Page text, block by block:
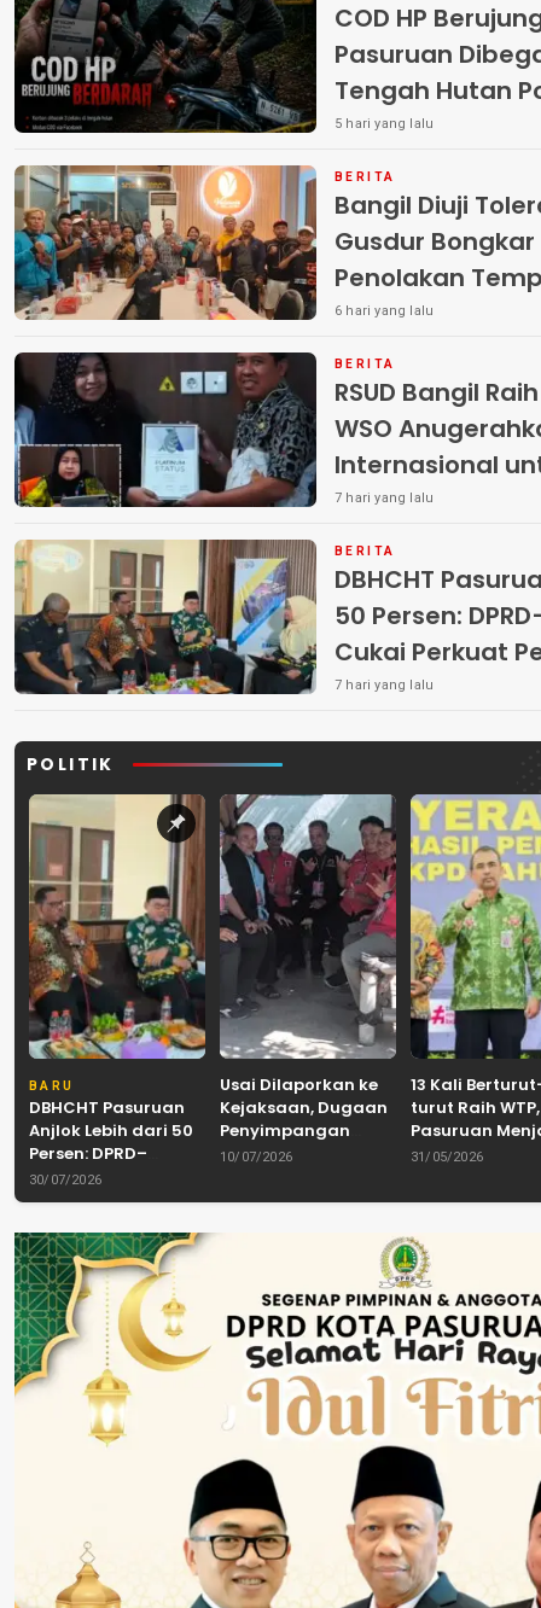
COD HP
Pasuruan
Tengah Hutan Polisi Buru Tiga
Pelaku
5 hari yang lalu
BERITA
Bangil Diuji
Gusdur
Penolakan
6 hari yang lalu
BERITA
RSUD Bangil
WSO
Internasional
7 hari yang lalu
BERITA
DBHCHT
50 Persen:
Cukai Perkuat
Peredaran
7 hari yang lalu
POLITIK
BARU
DBHCHT Pasuruan
Anjlok Lebih dari 50
Persen: DPRD–
Pemkab–Bea Cukai
Perkuat Perang
Rokok Ilegal
30/07/2026
Usai Dilaporkan ke
Kejaksaan, Dugaan
Penyimpangan
Banpol PDIP
Dinyatakan Tuntas
10/07/2026
13 Kali
turut Raih WTP,
Pasuruan
Tradisi
Tengah
31/05/2026